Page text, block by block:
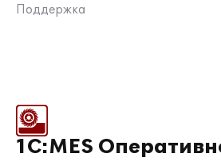
Поддержка
1С:MES